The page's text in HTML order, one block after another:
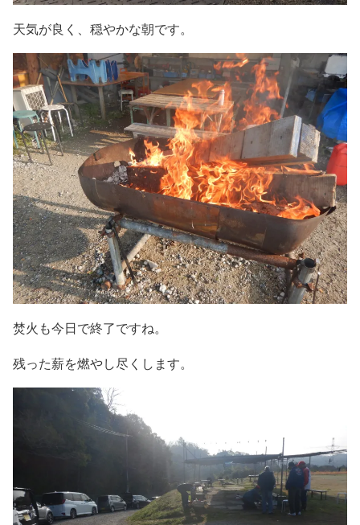
天気が良く、穏やかな朝です。
焚火も今日で終了ですね。
残った薪を燃やし尽くします。